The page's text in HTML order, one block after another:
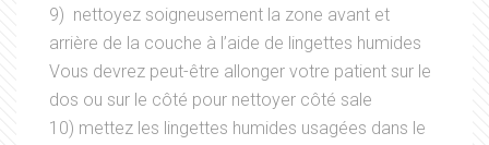
9) nettoyez soigneusement la zone avant et
arrière de la couche à l’aide de lingettes humides
Vous devrez peut-être allonger votre patient sur le
dos ou sur le côté pour nettoyer côté sale
10) mettez les lingettes humides usagées dans le